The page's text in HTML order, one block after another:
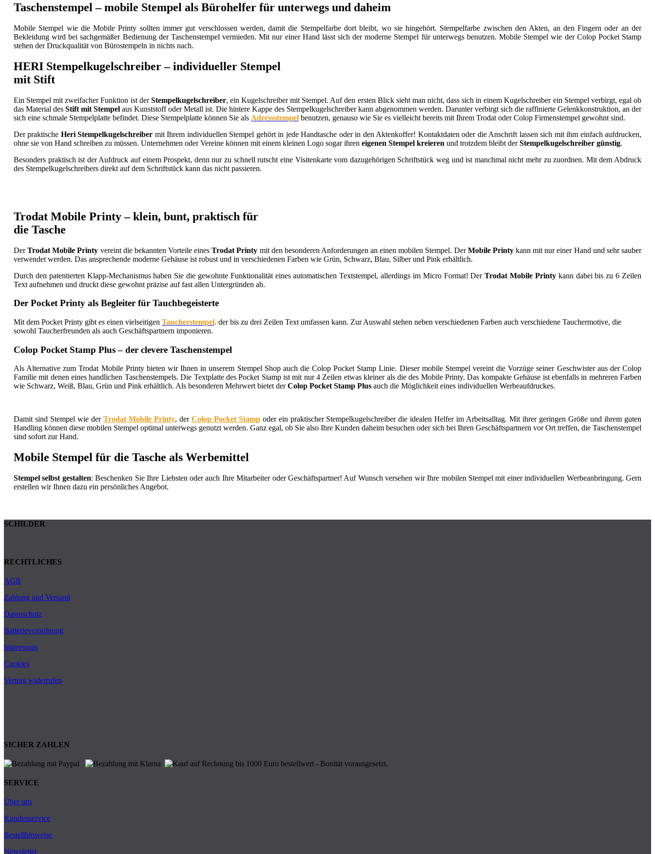
Taschenstempel – mobile Stempel als Bürohelfer für unterwegs und daheim
Mobile Stempel wie die Mobile Printy sollten immer gut verschlossen werden, damit die Stempelfarbe dort bleibt, wo sie hingehört. Stempelfarbe zwischen den Akten, an den Fingern oder an der
Bekleidung wird bei sachgemäßer Bedienung der Taschenstempel vermieden. Mit nur einer Hand lässt sich der moderne Stempel für unterwegs benutzen. Mobile Stempel wie der Colop Pocket Stamp
stehen der Druckqualität von Bürostempeln in nichts nach.
HERI Stempelkugelschreiber – individueller Stempel
mit Stift
Ein Stempel mit zweifacher Funktion ist derStempelkugelschreiber, ein Kugelschreiber mit Stempel. Auf den ersten Blick sieht man nicht, dass sich in einem Kugelschreiber ein Stempel verbirgt, egal ob
das Material des Stift mit Stempel aus Kunststoff oder Metall ist. Die hintere Kappe des Stempelkugelschreiber kann abgenommen werden. Darunter verbirgt sich die raffinierte Gelenkkonstruktion, an der
sich eine schmale Stempelplatte befindet. Diese Stempelplatte können Sie als Adressstempel benutzen, genauso wie Sie es vielleicht bereits mit Ihrem Trodat oder Colop Firmenstempel gewohnt sind.
Der praktische Heri Stempelkugelschreiber mit Ihrem individuellen Stempel gehört in jede Handtasche oder in den Aktenkoffer! Kontaktdaten oder die Anschrift lassen sich mit ihm einfach aufdrucken,
ohne sie von Hand schreiben zu müssen. Unternehmen oder Vereine können mit einem kleinen Logo sogar ihren eigenen Stempel kreieren und trotzdem bleibt derStempelkugelschreiber günstig.
Besonders praktisch ist der Aufdruck auf einem Prospekt, denn nur zu schnell rutscht eine Visitenkarte vom da­zu­ge­hö­ri­gen Schrift­stück weg und ist manch­mal nicht mehr zu zu­ord­nen. Mit dem Ab­druck
des Stem­pel­ku­gel­schrei­bers direkt auf dem Schrift­stück kann das nicht pas­sie­ren.
Trodat Mobile Printy – klein, bunt, praktisch für
die Tasche
DerTrodat Mobile Printy vereint die bekannten Vorteile einesTrodat Printy mit den besonderen Anforderungen an einen mobilen Stempel. DerMobile Printykann mit nur einer Hand und sehr sauber
verwendet werden. Das ansprechende moderne Gehäuse ist robust und in verschiedenen Farben wie Grün, Schwarz, Blau, Silber und Pink erhältlich.
Durch den patentierten Klapp-Mechanismus haben Sie die gewohnte Funktionalität eines automatischen Textstempel, allerdings im Micro Format! DerTrodat Mobile Printykann dabei bis zu 6 Zeilen
Text aufnehmen und druckt diese gewohnt präzise auf fast allen Untergründen ab.
Der Pocket Printy als Begleiter für Tauchbegeisterte
Mit dem Pocket Printy gibt es einen vielseitigen Taucherstempel, der bis zu drei Zeilen Text umfassen kann. Zur Auswahl stehen neben verschiedenen Farben auch verschiedene Tauchermotive, die
sowohl Taucherfreunden als auch Geschäftspartnern imponieren.
Colop Pocket Stamp Plus – der clevere Taschenstempel
Als Alternative zum Trodat Mobile Printy bieten wir Ihnen in unserem Stempel Shop auch die Colop Pocket Stamp Linie. Dieser mobile Stempel vereint die Vorzüge seiner Geschwister aus der Colop
Familie mit denen eines handlichen Taschenstempels. Die Textplatte des Pocket Stamp ist mit nur 4 Zeilen etwas kleiner als die des Mobile Printy. Das kompakte Gehäuse ist ebenfalls in mehreren Farben
wie Schwarz, Weiß, Blau, Grün und Pink erhältlich. Als besonderen Mehrwert bietet derColop Pocket Stamp Plus auch die Möglichkeit eines individuellen Werbeaufdruckes.
Damit sind Stempel wie der Trodat Mobile Printy, der Colop Pocket Stampoder ein praktischer Stempelkugelschreiber die idealen Helfer im Arbeitsalltag. Mit ihrer geringen Größe und ihrem guten
Handling können diese mobilen Stempel optimal unterwegs genutzt werden. Ganz egal, ob Sie also Ihre Kunden daheim besuchen oder sich bei Ihren Geschäftspartnern vor Ort treffen, die Taschenstempel
sind sofort zur Hand.
Mobile Stempel für die Tasche als Werbemittel
Stempel selbst gestalten: Beschenken Sie Ihre Liebsten oder auch Ihre Mitarbeiter oder Geschäftspartner! Auf Wunsch versehen wir Ihre mobilen Stempel mit einer individuellen Werbeanbringung. Gern
erstellen wir Ihnen dazu ein persönliches Angebot.
SCHILDER
RECHTLICHES
AGB
Zahlung und Versand
Datenschutz
Batterieverordnung
Impressum
Cookies
Vertrag widerrufen
SICHER ZAHLEN
SERVICE
Über uns
Kundenservice
Bestellhinweise
Newsletter